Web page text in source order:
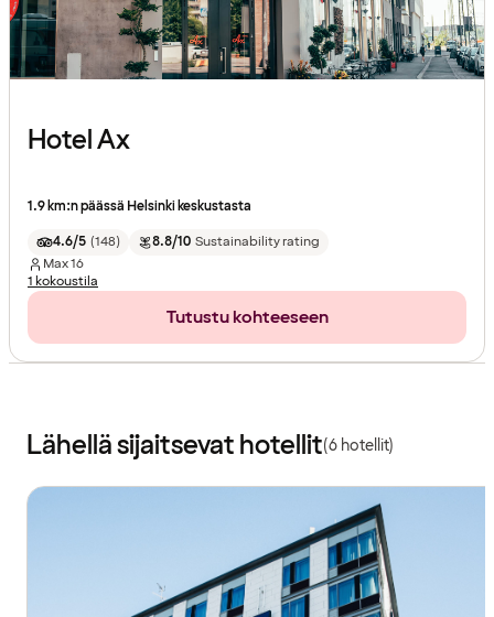
Hotel Ax
1.9 km:n päässä Helsinki keskustasta
4.6/5 (148) 8.8/10 Sustainability rating
Max16
1 kokoustila
Tutustu kohteeseen
Lähellä sijaitsevat hotellit(6 hotellit)